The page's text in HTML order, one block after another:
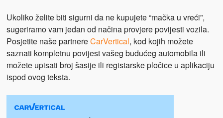
Ukoliko želite biti sigurni da ne kupujete “mačka u vreći”,
sugeriramo vam jedan od načina provjere povijesti vozila.
Posjetite naše partnereCarVertical, kod kojih možete
saznati kompletnu povijest vašeg budućeg automobila ili
možete upisati broj šasije ili registarske pločice u aplikaciju
ispod ovog teksta.